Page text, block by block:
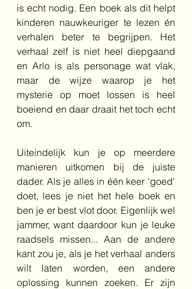
is echt nodig. Een boek als dit helpt
kinderen nauwkeuriger te lezen én
verhalen beter te begrijpen. Het
verhaal zelf is niet heel diepgaand
en Arlo is als personage wat vlak,
maar de wijze waarop je het
mysterie op moet lossen is heel
boeiend en daar draait het toch echt
om.
Uiteindelijk kun je op meerdere
manieren uitkomen bij de juiste
dader. Als je alles in één keer 'goed'
doet, lees je niet het hele boek en
ben je er best vlot door. Eigenlijk wel
jammer, want daardoor kun je leuke
raadsels missen... Aan de andere
kant zou je, als je het verhaal anders
wilt laten worden, een andere
oplossing kunnen zoeken. Er zijn